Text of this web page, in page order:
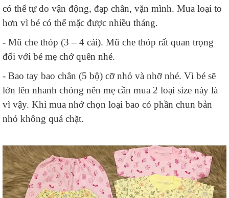
có thể tự do vận động, đạp chân, vặn mình. Mua loại to
hơn vì bé có thể mặc được nhiều tháng.
- Mũ che thóp (3 – 4 cái). Mũ che thóp rất quan trọng
đối với bé mẹ chớ quên nhé.
- Bao tay bao chân (5 bộ) cỡ nhỏ và nhỡ nhé. Vì bé sẽ
lớn lên nhanh chóng nên mẹ cần mua 2 loại size này là
vì vậy. Khi mua nhớ chọn loại bao có phần chun bản
nhỏ không quá chặt.